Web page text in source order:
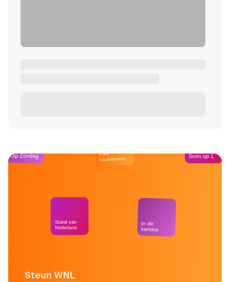
Steun WNL
Op Zondag
Stand van
Nederland
Café
Kockelmann
In de
kantine
Sven op 1